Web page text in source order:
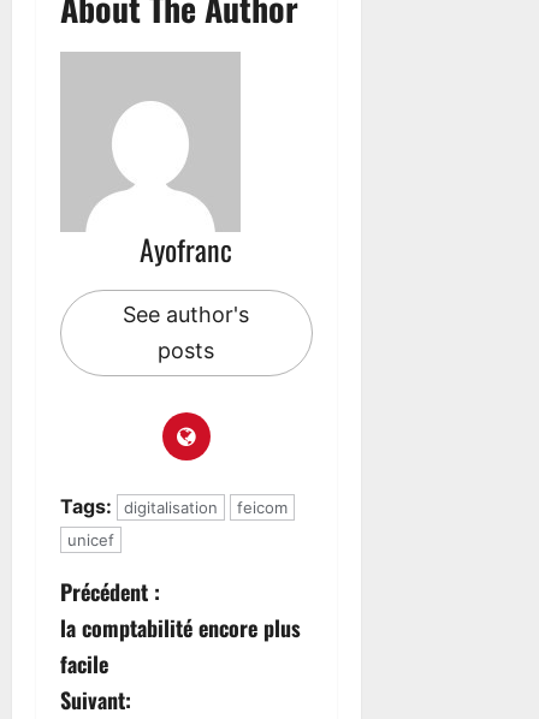
Ayofranc
See author's
posts
Tags: digitalisation
feicom
unicef
Précédent :
la comptabilité encore plus
facile
Suivant: